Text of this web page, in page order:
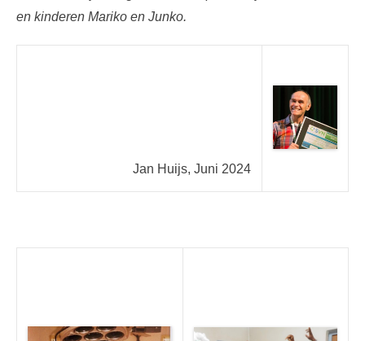
en kinderen Mariko en Junko.
Jan Huijs, Juni 2024